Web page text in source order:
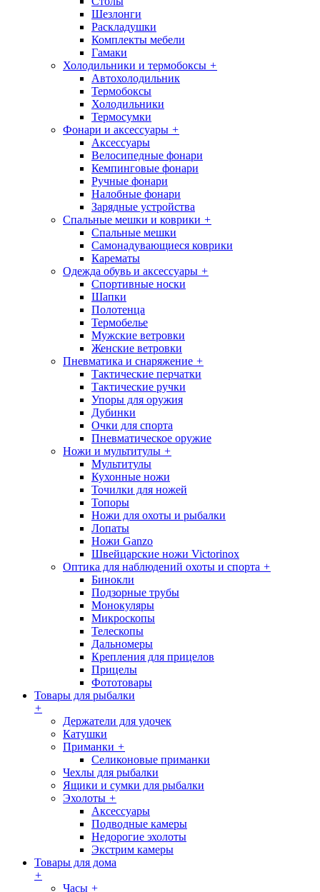
Шезлонги
Раскладушки
Комплекты мебели
Гамаки
Холодильники и термобоксы +
Автохолодильник
Термобоксы
Холодильники
Термосумки
Фонари и аксессуары +
Аксессуары
Велосипедные фонари
Кемпинговые фонари
Ручные фонари
Налобные фонари
Зарядные устройства
Спальные мешки и коврики +
Спальные мешки
Самонадувающиеся коврики
Карематы
Одежда обувь и аксессуары +
Спортивные носки
Шапки
Полотенца
Термобелье
Мужские ветровки
Женские ветровки
Пневматика и снаряжение +
Тактические перчатки
Тактические ручки
Упоры для оружия
Дубинки
Очки для спорта
Пневматическое оружие
Ножи и мультитулы +
Мультитулы
Кухонные ножи
Точилки для ножей
Топоры
Ножи для охоты и рыбалки
Лопаты
Ножи Ganzo
Швейцарские ножи Victorinox
Оптика для наблюдений охоты и спорта +
Бинокли
Подзорные трубы
Монокуляры
Микроскопы
Телескопы
Дальномеры
Крепления для прицелов
Прицелы
Фототовары
Товары для рыбалки
+
Держатели для удочек
Катушки
Приманки +
Селиконовые приманки
Чехлы для рыбалки
Ящики и сумки для рыбалки
Эхолоты +
Аксессуары
Подводные камеры
Недорогие эхолоты
Экстрим камеры
Товары для дома
+
Часы +